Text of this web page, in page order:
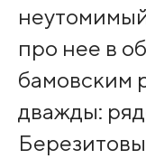
про нее в
бамовским
дважды: